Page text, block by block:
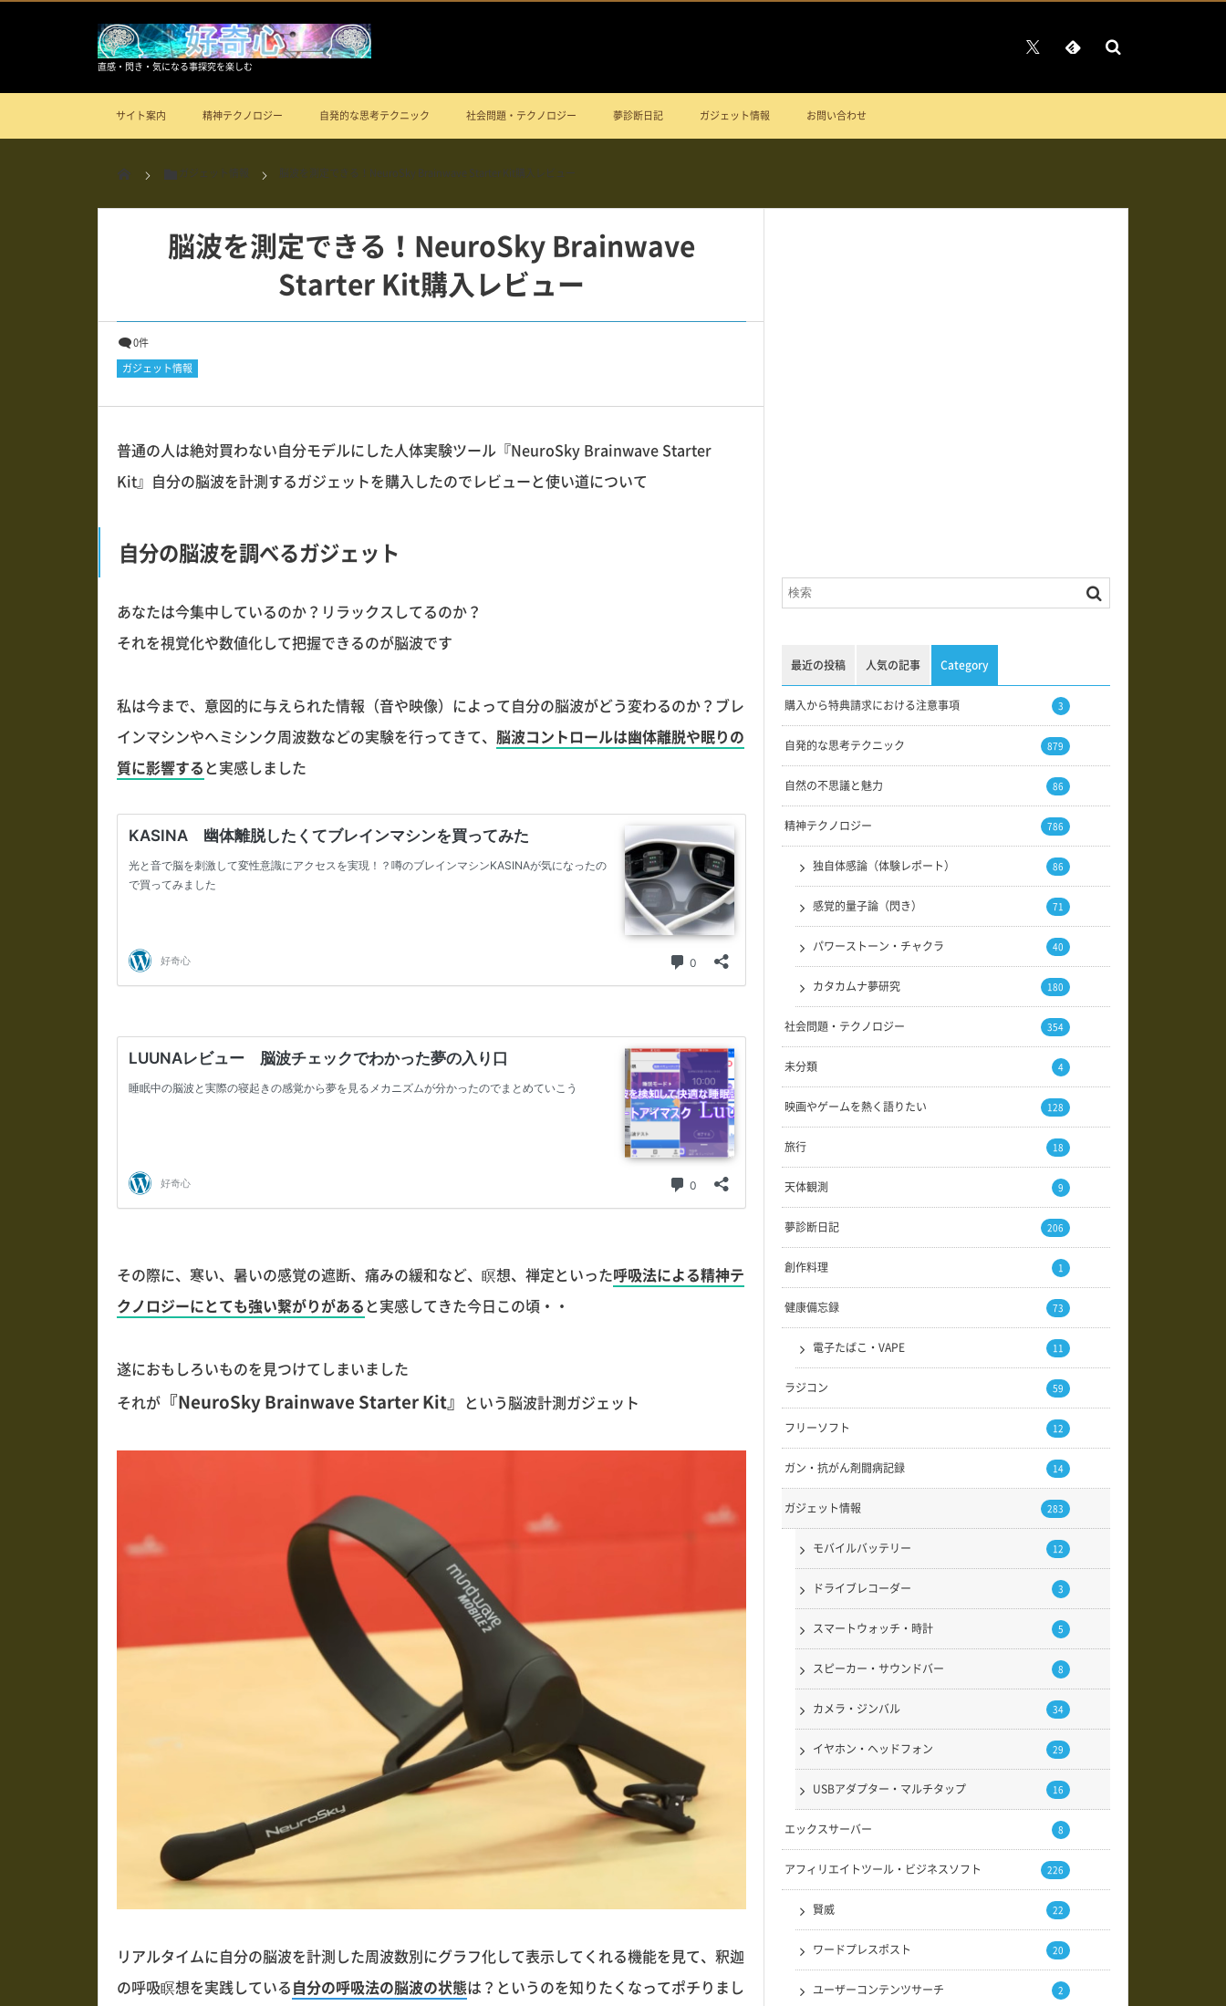
直感・閃き・気になる事探究を楽しむ
サイト案内 精神テクノロジー 自発的な思考テクニック 社会問題・テクノロジー 夢診断日記 ガジェット情報 お問い合わせ
ガジェット情報 脳波を測定できる！NeuroSky Brainwave Starter Kit購入レビュー
脳波を測定できる！NeuroSky Brainwave
Starter Kit購入レビュー
0件
ガジェット情報
普通の人は絶対買わない自分モデルにした人体実験ツール『NeuroSky Brainwave Starter
Kit』自分の脳波を計測するガジェットを購入したのでレビューと使い道について
自分の脳波を調べるガジェット
あなたは今集中しているのか？リラックスしてるのか？
それを視覚化や数値化して把握できるのが脳波です
私は今まで、意図的に与えられた情報（音や映像）によって自分の脳波がどう変わるのか？ブレ
インマシンやヘミシンク周波数などの実験を行ってきて、 脳波コントロールは幽体離脱や眠りの
質に影響すると実感しました
その際に、寒い、暑いの感覚の遮断、痛みの緩和など、瞑想、禅定といった呼吸法による精神テ
クノロジーにとても強い繋がりがあると実感してきた今日この頃・・
遂におもしろいものを見つけてしまいました
それが 『NeuroSky Brainwave Starter Kit』 という脳波計測ガジェット
リアルタイムに自分の脳波を計測した周波数別にグラフ化して表示してくれる機能を見て、釈迦
の呼吸瞑想を実践している自分の呼吸法の脳波の状態は？というのを知りたくなってポチりまし
最近の投稿 人気の記事 Category
購入から特典請求における注意事項 3
自発的な思考テクニック 879
自然の不思議と魅力 86
精神テクノロジー 786
独自体感論（体験レポート） 86
感覚的量子論（閃き） 71
パワーストーン・チャクラ 40
カタカムナ夢研究 180
社会問題・テクノロジー 354
未分類 4
映画やゲームを熱く語りたい 128
旅行 18
天体観測 9
夢診断日記 206
創作料理 1
健康備忘録 73
電子たばこ・VAPE 11
ラジコン 59
フリーソフト 12
ガン・抗がん剤闘病記録 14
ガジェット情報 283
モバイルバッテリー 12
ドライブレコーダー 3
スマートウォッチ・時計 5
スピーカー・サウンドバー 8
カメラ・ジンバル 34
イヤホン・ヘッドフォン 29
USBアダプター・マルチタップ 16
エックスサーバー 8
アフィリエイトツール・ビジネスソフト 226
賢威 22
ワードプレスポスト 20
ユーザーコンテンツサーチ 2